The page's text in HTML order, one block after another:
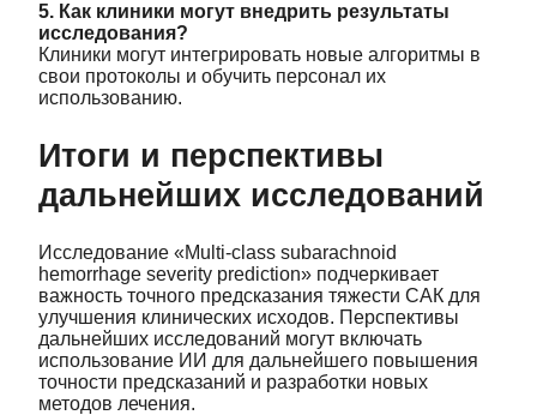
5. Как клиники могут внедрить результаты
исследования?
Клиники могут интегрировать новые алгоритмы в
свои протоколы и обучить персонал их
использованию.
Итоги и перспективы
дальнейших исследований
Исследование «Multi-class subarachnoid
hemorrhage severity prediction» подчеркивает
важность точного предсказания тяжести САК для
улучшения клинических исходов. Перспективы
дальнейших исследований могут включать
использование ИИ для дальнейшего повышения
точности предсказаний и разработки новых
методов лечения.